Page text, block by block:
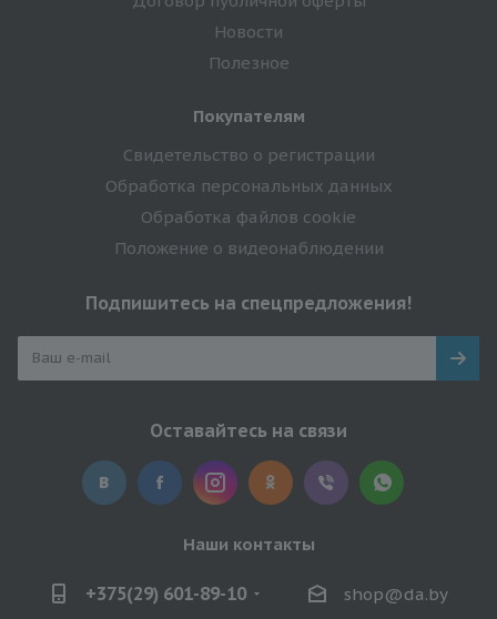
Новости
Полезное
Покупателям
Свидетельство о регистрации
Обработка персональных данных
Обработка файлов cookie
Положение о видеонаблюдении
Подпишитесь на спецпредложения!
Оставайтесь на связи
Наши контакты
+375(29) 601-89-10 shop@da.by